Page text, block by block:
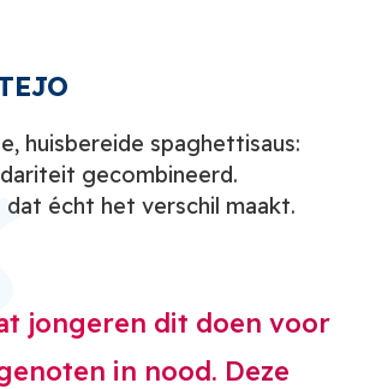
huisbereide spaghettisaus:
gecombineerd.
écht het verschil maakt.
jongeren dit doen voor
in nood. Deze